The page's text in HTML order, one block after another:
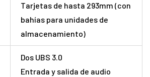
Tarjetas de hasta 293mm (con
bahías para unidades de
almacenamiento)
Dos UBS 3.0
Entrada y salida de audio